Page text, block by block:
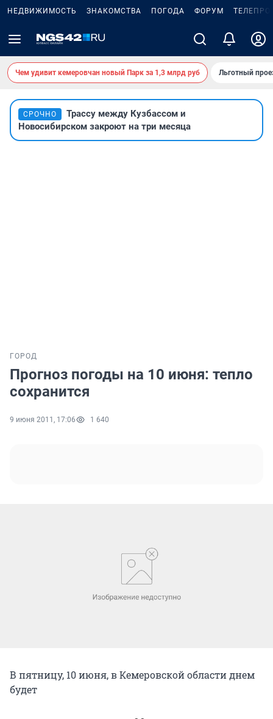
НЕДВИЖИМОСТЬ ЗНАКОМСТВА ПОГОДА ФОРУМ
Чем удивит кемеровчан новый Парк за 1,3 млрд руб Льготный
СРОЧНО
Трассу между Кузбассом и
Новосибирском закроют на три месяца
ГОРОД
Прогноз погоды на 10 июня: тепло
сохранится
9 июня 2011, 17:06 1 640
В пятницу, 10 июня, в Кемеровской области днем
будет